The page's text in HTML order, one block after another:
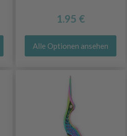
1.95 €
Alle Optionen ansehen